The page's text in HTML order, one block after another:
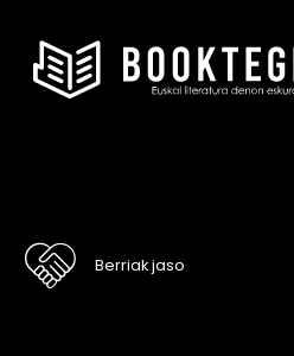
Berriak jaso